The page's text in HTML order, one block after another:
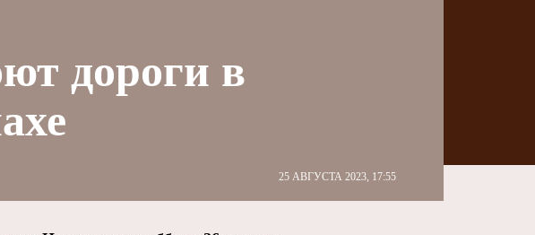
дороги в
25 АВГУСТА 2023, 17:55